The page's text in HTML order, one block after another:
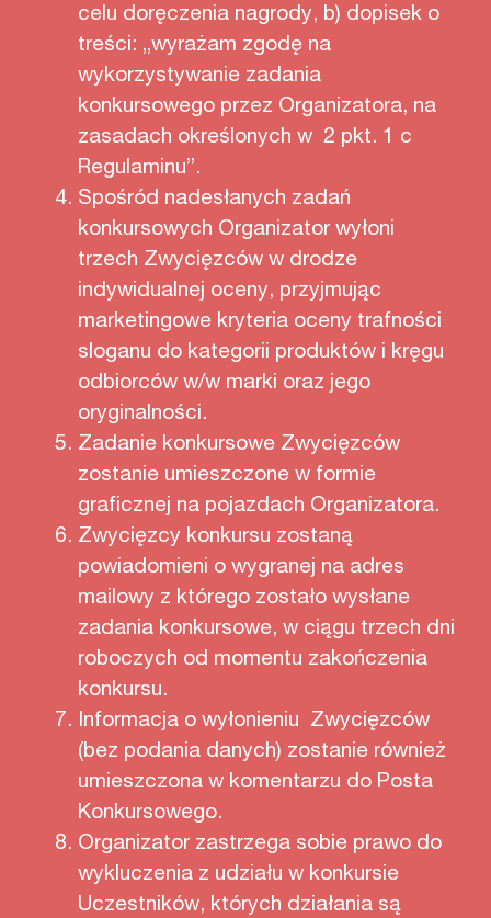
celu doręczenia nagrody, b) dopisek o
treści: „wyrażam zgodę na
wykorzystywanie zadania
konkursowego przez Organizatora, na
zasadach określonych w 2 pkt. 1 c
Regulaminu”.
Spośród nadesłanych zadań
konkursowych Organizator wyłoni
trzech Zwycięzców w drodze
indywidualnej oceny, przyjmując
marketingowe kryteria oceny trafności
sloganu do kategorii produktów i kręgu
odbiorców w/w marki oraz jego
oryginalności.
Zadanie konkursowe Zwycięzców
zostanie umieszczone w formie
graficznej na pojazdach Organizatora.
Zwycięzcy konkursu zostaną
powiadomieni o wygranej na adres
mailowy z którego zostało wysłane
zadania konkursowe, w ciągu trzech dni
roboczych od momentu zakończenia
konkursu.
Informacja o wyłonieniu Zwycięzców
(bez podania danych) zostanie również
umieszczona w komentarzu do Posta
Konkursowego.
Organizator zastrzega sobie prawo do
wykluczenia z udziału w konkursie
Uczestników, których działania są